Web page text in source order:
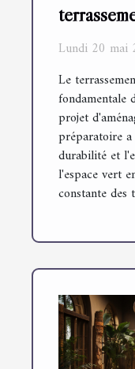
Lundi 20 mai
Le
fondamentale
projet
préparatoire
durabilité et
l'espace vert
constante des